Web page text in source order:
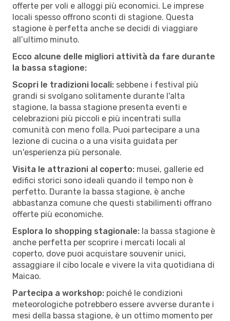
offerte per voli e alloggi più economici. Le imprese
locali spesso offrono sconti di stagione. Questa
stagione è perfetta anche se decidi di viaggiare
all’ultimo minuto.
Ecco alcune delle migliori attività da fare durante
la bassa stagione:
Scopri le tradizioni locali: sebbene i festival più
grandi si svolgano solitamente durante l'alta
stagione, la bassa stagione presenta eventi e
celebrazioni più piccoli e più incentrati sulla
comunità con meno folla. Puoi partecipare a una
lezione di cucina o a una visita guidata per
un'esperienza più personale.
Visita le attrazioni al coperto: musei, gallerie ed
edifici storici sono ideali quando il tempo non è
perfetto. Durante la bassa stagione, è anche
abbastanza comune che questi stabilimenti offrano
offerte più economiche.
Esplora lo shopping stagionale: la bassa stagione è
anche perfetta per scoprire i mercati locali al
coperto, dove puoi acquistare souvenir unici,
assaggiare il cibo locale e vivere la vita quotidiana di
Maicao.
Partecipa a workshop: poiché le condizioni
meteorologiche potrebbero essere avverse durante i
mesi della bassa stagione, è un ottimo momento per